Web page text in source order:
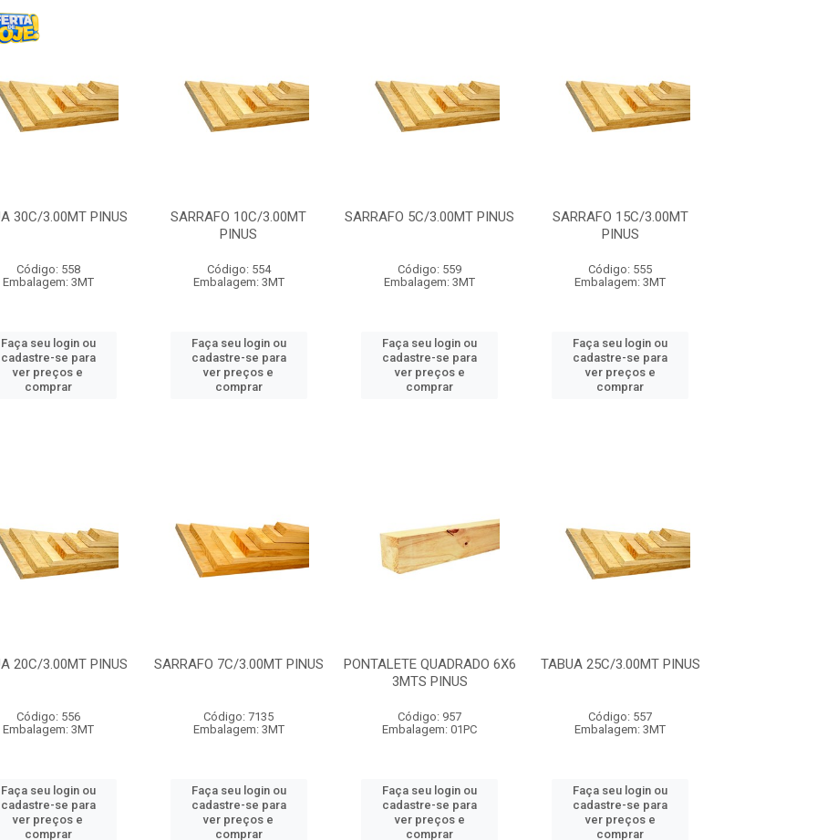
30C/3.00MT PINUS
Código: 558
Embalagem: 3MT
Faça seu login ou
cadastre-se para
ver preços e
comprar
SARRAFO 10C/3.00MT
PINUS
Código: 554
Embalagem: 3MT
Faça seu login ou
cadastre-se para
ver preços e
comprar
SARRAFO 5C/3.00MT PINUS
Código: 559
Embalagem: 3MT
Faça seu login ou
cadastre-se para
ver preços e
comprar
SARRAFO 15C/3.00MT
PINUS
Código: 555
Embalagem: 3MT
Faça seu login ou
cadastre-se para
ver preços e
comprar
20C/3.00MT PINUS
Código: 556
Embalagem: 3MT
Faça seu login ou
cadastre-se para
ver preços e
comprar
SARRAFO 7C/3.00MT PINUS
Código: 7135
Embalagem: 3MT
Faça seu login ou
cadastre-se para
ver preços e
comprar
PONTALETE QUADRADO 6X6
3MTS PINUS
Código: 957
Embalagem: 01PC
Faça seu login ou
cadastre-se para
ver preços e
comprar
TABUA 25C/3.00MT PINUS
Código: 557
Embalagem: 3MT
Faça seu login ou
cadastre-se para
ver preços e
comprar